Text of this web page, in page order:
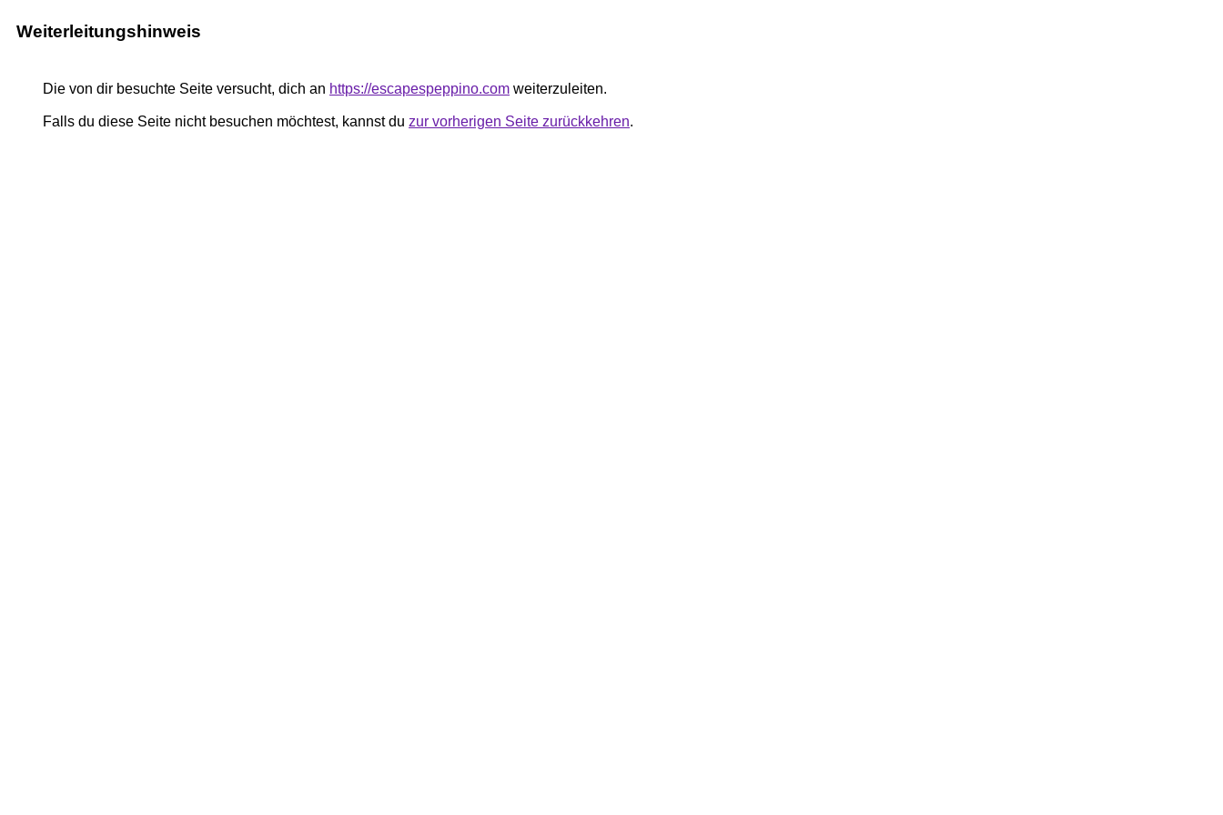
Weiterleitungshinweis
Die von dir besuchte Seite versucht, dich an https://escapespeppino.com weiterzuleiten.
Falls du diese Seite nicht besuchen möchtest, kannst du zur vorherigen Seite zurückkehren.